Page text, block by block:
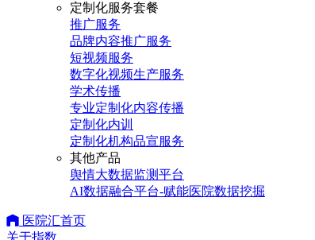
定制化服务套餐
推广服务
品牌内容推广服务
短视频服务
数字化视频生产服务
学术传播
专业定制化内容传播
定制化内训
定制化机构品宣服务
其他产品
舆情大数据监测平台
AI数据融合平台-赋能医院数据挖掘
医院汇首页
关于指数